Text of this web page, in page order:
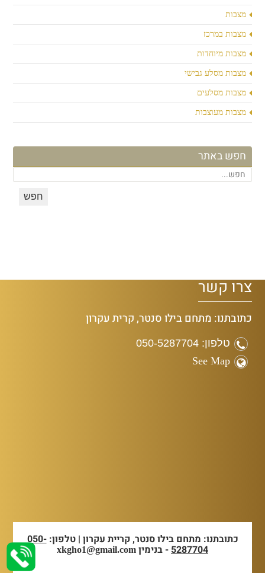
מצבות
מצבות במרכז
מצבות מיוחדות
מצבות מסלע גבישי
מצבות מסלעים
מצבות מעוצבות
חפש באתר
צרו קשר
כתובתנו: מתחם בילו סנטר, קרית עקרון
טלפון: 050-5287704
See Map
כתובתנו: מתחם בילו סנטר, קריית עקרון | טלפון:050-
5287704- בנימין xkgho1@gmail.com